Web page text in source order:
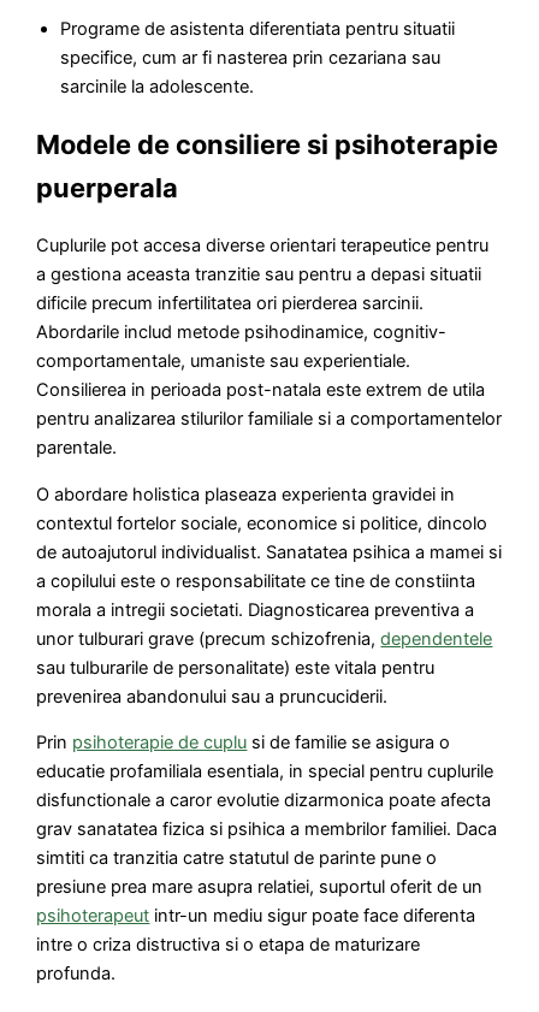
Programe de asistenta diferentiata pentru situatii
specifice, cum ar fi nasterea prin cezariana sau
sarcinile la adolescente.
Modele de consiliere si psihoterapie
puerperala
Cuplurile pot accesa diverse orientari terapeutice pentru
a gestiona aceasta tranzitie sau pentru a depasi situatii
dificile precum infertilitatea ori pierderea sarcinii.
Abordarile includ metode psihodinamice, cognitiv-
comportamentale, umaniste sau experientiale.
Consilierea in perioada post-natala este extrem de utila
pentru analizarea stilurilor familiale si a comportamentelor
parentale.
O abordare holistica plaseaza experienta gravidei in
contextul fortelor sociale, economice si politice, dincolo
de autoajutorul individualist. Sanatatea psihica a mamei si
a copilului este o responsabilitate ce tine de constiinta
morala a intregii societati. Diagnosticarea preventiva a
unor tulburari grave (precum schizofrenia,dependentele
sau tulburarile de personalitate) este vitala pentru
prevenirea abandonului sau a pruncuciderii.
Prin psihoterapie de cuplu si de familie se asigura o
educatie profamiliala esentiala, in special pentru cuplurile
disfunctionale a caror evolutie dizarmonica poate afecta
grav sanatatea fizica si psihica a membrilor familiei. Daca
simtiti ca tranzitia catre statutul de parinte pune o
presiune prea mare asupra relatiei, suportul oferit de un
psihoterapeut intr-un mediu sigur poate face diferenta
intre o criza distructiva si o etapa de maturizare
profunda.